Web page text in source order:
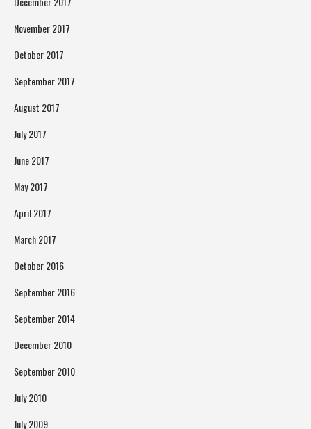
November 2017
October 2017
September 2017
August 2017
July 2017
June 2017
May 2017
April 2017
March 2017
October 2016
September 2016
September 2014
December 2010
September 2010
July 2010
July 2009